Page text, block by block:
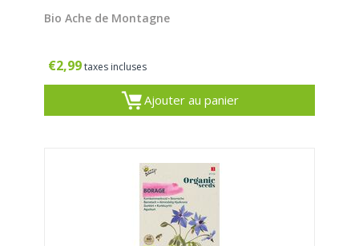
Bio Ache de Montagne
€2,99taxes incluses
Ajouter au panier